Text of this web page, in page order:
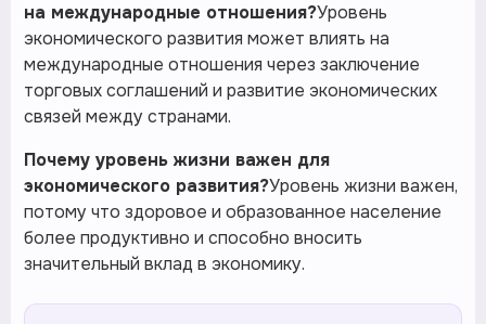
на международные отношения?Уровень
экономического развития может влиять на
международные отношения через заключение
торговых соглашений и развитие экономических
связей между странами.
Почему уровень жизни важен для
экономического развития?Уровень жизни важен,
потому что здоровое и образованное население
более продуктивно и способно вносить
значительный вклад в экономику.